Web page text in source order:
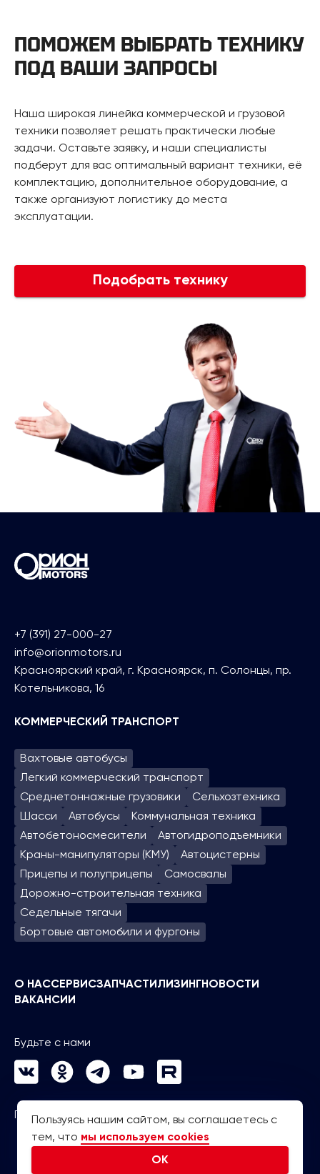
ПОМОЖЕМ ВЫБРАТЬ ТЕХНИКУ
ПОД ВАШИ ЗАПРОСЫ
Наша широкая линейка коммерческой и грузовой
техники позволяет решать практически любые
задачи. Оставьте заявку, и наши специалисты
подберут для вас оптимальный вариант техники, её
комплектацию, дополнительное оборудование, а
также организуют логистику до места
эксплуатации.
Подобрать технику
+7 (391) 27-000-27
info@orionmotors.ru
Красноярский край, г. Красноярск, п. Солонцы, пр.
Котельникова, 16
КОММЕРЧЕСКИЙ ТРАНСПОРТ
Вахтовые автобусы
Легкий коммерческий транспорт
Среднетоннажные грузовики
Сельхозтехника
Шасси
Автобусы
Коммунальная техника
Автобетоносмесители
Автогидроподъем­ники
Краны-манипуляторы (КМУ)
Автоцистерны
Прицепы и полуприцепы
Самосвалы
Дорожно-строительная техника
Седельные тягачи
Бортовые автомобили и фургоны
О НАССЕРВИСЗАПЧАСТИ ЛИЗИНГНОВОСТИ
ВАКАНСИИ
Будьте с нами
Политика конфиденциальности
Пользуясь нашим сайтом, вы соглашаетесь с
тем, что мы используем cookies
OK